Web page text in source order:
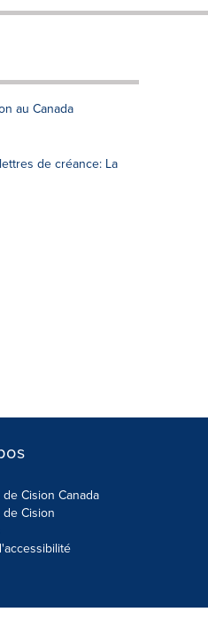
au Canada
de créance: La
Cision Canada
Cision